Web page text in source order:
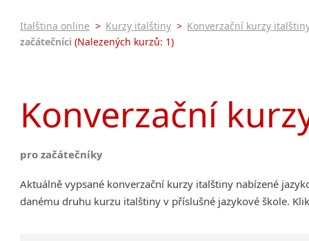
Italština online > Kurzy italštiny > Konverzační kurzy
začátečníci (Nalezených kurzů: 1)
Konverzační
pro začátečníky
Aktuálně vypsané konverzační kurzy italštiny nabízené
danému druhu kurzu italštiny v příslušné jazykové škole.